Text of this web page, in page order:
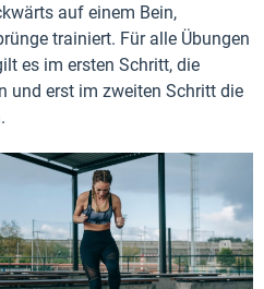
auf einem Bein,
trainiert. Für alle Übungen
es im ersten Schritt, die
und erst im zweiten Schritt die